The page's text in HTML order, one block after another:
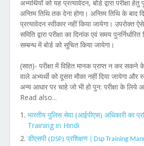
अभ्यर्थियों को यह प्रत्यावेदन, बोर्ड द्वारा परीक्षा हेतु
अन्तिम तिथि तक देना होगा। अन्तिम तिथि के बाद
प्रत्यावेदन स्वीकार नहीं किया जायेगा। उपरोक्त
समिति द्वारा परीक्षा का दिनांक एवं समय
सम्बन्ध में बोर्ड को सूचित किया जायेगा।
(सात)- परीक्षा में विहित मानक प्राप्त न कर
वाले अभ्यर्थी को दूसरा मौका नहीं दिया जायेगा और
अन्य आधार पर चाहे जो भी हो पुन: परीक्षा के लिये
Read also...
भारतीय पुलिस सेवा (आईपीएस) अधिकारी का
Training in Hindi
डीएसपी (DSP) प्रशिक्षण | Dsp Training